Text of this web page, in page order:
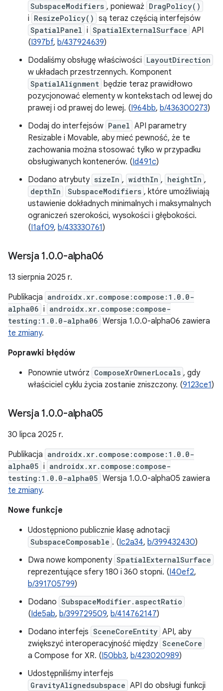
SubspaceModifiers , ponieważ DragPolicy()
i ResizePolicy() są teraz częścią interfejsów
SpatialPanel i SpatialExternalSurface API
(I397bf, b/437924639)
Dodaliśmy obsługę właściwości LayoutDirection
w układach przestrzennych. Komponent
SpatialAlignment będzie teraz prawidłowo
pozycjonować elementy w kontekstach od lewej do
prawej i od prawej do lewej. (I964bb, b/436300273)
Dodaj do interfejsów Panel API parametry
Resizable i Movable, aby mieć pewność, że te
zachowania można stosować tylko w przypadku
obsługiwanych kontenerów. (Id491c)
Dodano atrybuty sizeIn , widthIn , heightIn ,
depthIn SubspaceModifiers , które umożliwiają
ustawienie dokładnych minimalnych i maksymalnych
ograniczeń szerokości, wysokości i głębokości.
(I1af09, b/433330761)
Wersja 1.0.0-alpha06
13 sierpnia 2025 r.
Publikacja androidx.xr.compose:compose:1.0.0-
alpha06 i androidx.xr.compose:compose-
testing:1.0.0-alpha06 Wersja 1.0.0-alpha06 zawiera
te zmiany.
Poprawki błędów
Ponownie utwórz ComposeXrOwnerLocals , gdy
właściciel cyklu życia zostanie zniszczony. (9123ce1)
Wersja 1.0.0-alpha05
30 lipca 2025 r.
Publikacja androidx.xr.compose:compose:1.0.0-
alpha05 i androidx.xr.compose:compose-
testing:1.0.0-alpha05 Wersja 1.0.0-alpha05 zawiera
te zmiany.
Nowe funkcje
Udostępniono publicznie klasę adnotacji
SubspaceComposable . (Ic2a34, b/399432430)
Dwa nowe komponenty SpatialExternalSurface
reprezentujące sfery 180 i 360 stopni. (I40ef2,
b/391705799)
Dodano SubspaceModifier.aspectRatio
(Ide5ab, b/399729509, b/414762147)
Dodano interfejs SceneCoreEntity API, aby
zwiększyć interoperacyjność między SceneCore
a Compose for XR. (I50bb3, b/423020989)
Udostępniliśmy interfejs
GravityAlignedsubspace API do obsługi funkcji